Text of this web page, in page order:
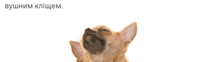
вушним кліщем.